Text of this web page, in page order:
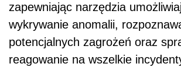
zapewniając narzędzia
wykrywanie anomalii,
potencjalnych zagrożeń oraz
reagowanie na wszelkie